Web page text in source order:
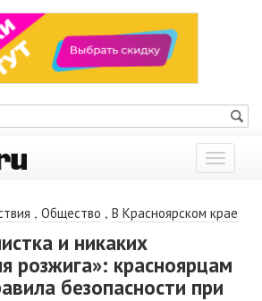
Показать
меню
, Общество , В Красноярском крае
и никаких
розжига»: красноярцам
безопасности при